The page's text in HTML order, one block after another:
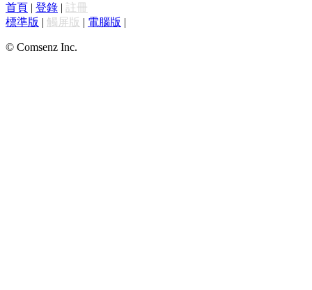
首頁 | 登錄 | 註冊
標準版 | 觸屏版 | 電腦版 |
© Comsenz Inc.